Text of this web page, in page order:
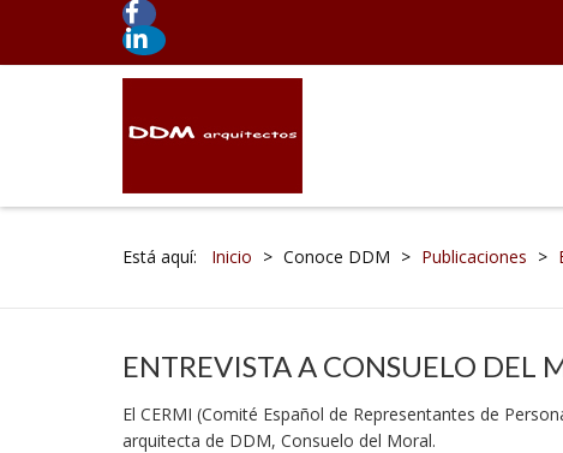
Está aquí: Inicio > Conoce DDM > Publicaciones >
ENTREVISTA A CONSUELO DEL
El CERMI (Comité Español de Representantes de
arquitecta de DDM, Consuelo del Moral.